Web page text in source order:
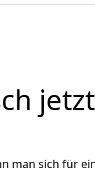
man sich für